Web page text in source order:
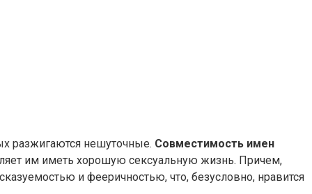
разжигаются нешуточные. Совместимость имен
им иметь хорошую сексуальную жизнь. Причем,
и фееричностью, что, безусловно, нравится